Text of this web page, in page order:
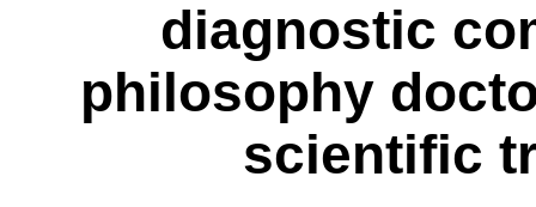
diagnostic
philosophy
scientific